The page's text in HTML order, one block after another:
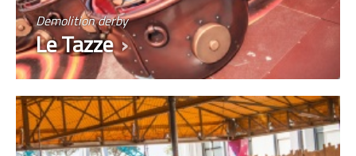
Demolition derby
Le Tazze